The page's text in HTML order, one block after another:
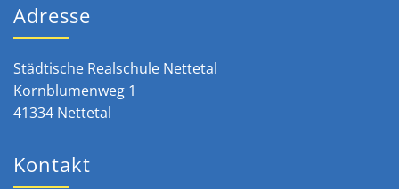
Adresse
Städtische Realschule Nettetal
Kornblumenweg 1
41334 Nettetal
Kontakt